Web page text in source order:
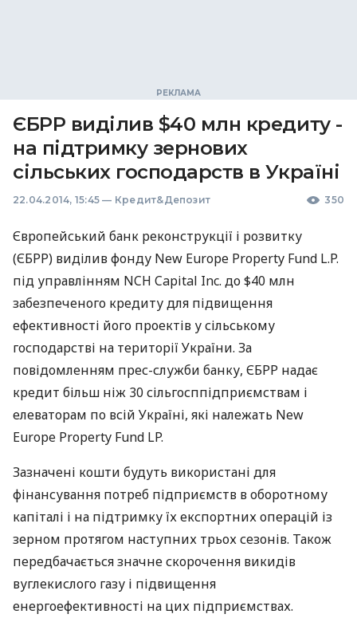
ЄБРР виділив $40 млн кредиту -
на підтримку зернових
сільських господарств в Україні
22.04.2014, 15:45 — Кредит&Депозит 350
Європейський банк реконструкції і розвитку
(ЄБРР) виділив фонду New Europe Property Fund L.P.
під управлінням NCH Capital Inc. до $40 млн
забезпеченого кредиту для підвищення
ефективності його проектів у сільському
господарстві на території України. За
повідомленням прес-служби банку, ЄБРР надає
кредит більш ніж 30 сільгосппідприємствам і
елеваторам по всій Україні, які належать New
Europe Property Fund LP.
Зазначені кошти будуть використані для
фінансування потреб підприємств в оборотному
капіталі і на підтримку їх експортних операцій із
зерном протягом наступних трьох сезонів. Також
передбачається значне скорочення викидів
вуглекислого газу і підвищення
енергоефективності на цих підприємствах.